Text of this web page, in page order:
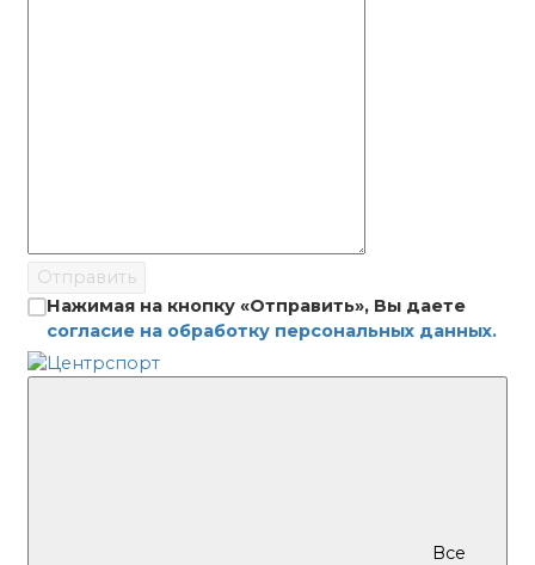
Отправить
Нажимая на кнопку «Отправить», Вы даете
согласие на обработку персональных данных.
Все